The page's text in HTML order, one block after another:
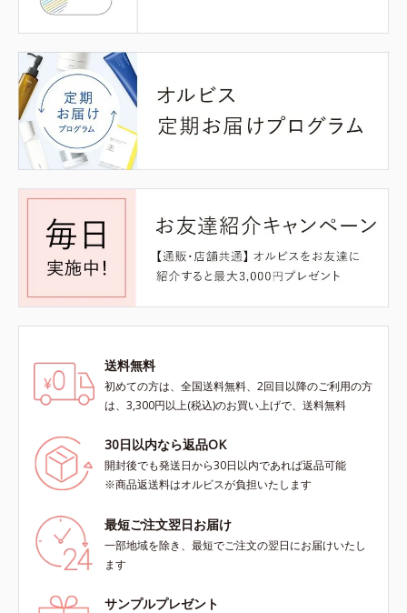
送料無料
初めての方は、全国送料無料、2回目以降のご利用の方
は、3,300円以上(税込)のお買い上げで、送料無料
30日以内なら返品OK
開封後でも発送日から30日以内であれば返品可能
※商品返送料はオルビスが負担いたします
最短ご注文翌日お届け
一部地域を除き、最短でご注文の翌日にお届けいたし
ます
サンプルプレゼント